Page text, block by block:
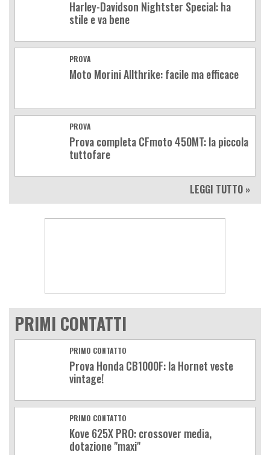
Harley-Davidson Nightster Special: ha
stile e va bene
PROVA
Moto Morini Allthrike: facile ma efficace
PROVA
Prova completa CFmoto 450MT: la piccola
tuttofare
LEGGI TUTTO »
PRIMI CONTATTI
PRIMO CONTATTO
Prova Honda CB1000F: la Hornet veste
vintage!
PRIMO CONTATTO
Kove 625X PRO: crossover media,
dotazione "maxi"